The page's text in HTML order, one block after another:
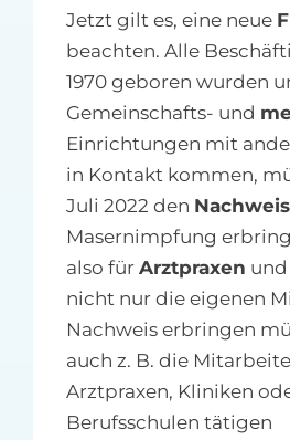
Jetzt gilt es, eine neue
beachten. Alle
1970 geboren wurden
Gemeinschafts- und
Einrichtungen mit
in Kontakt kommen,
Juli 2022 den Nachweis
Masernimpfung
also für Arztpraxen
nicht nur die eigenen
Nachweis erbringen
auch z. B. die
Arztpraxen, Kliniken
Berufsschulen tätigen